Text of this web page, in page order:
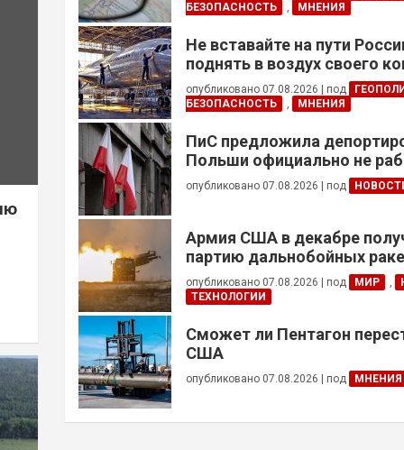
БЕЗОПАСНОСТЬ
, МНЕНИЯ
Не вставайте на пути
поднять в воздух своего
опубликовано 07.08.2026 под
БЕЗОПАСНОСТЬ
, МНЕНИЯ
ПиС предложила
Польши официально не
украинцев призывного
опубликовано 07.08.2026 под
Армия США в декабре
партию дальнобойных
примененных против Ирана
опубликовано 07.08.2026 под МИР ,
ТЕХНОЛОГИИ
Сможет ли Пентагон
США
опубликовано 07.08.2026 под МНЕНИЯ